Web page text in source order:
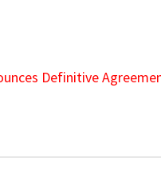
Definitive